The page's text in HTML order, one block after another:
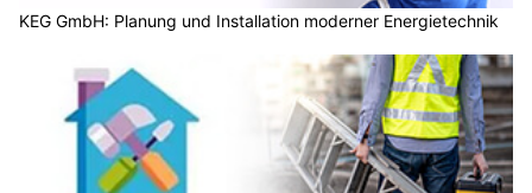
KEG GmbH: Planung und Installation moderner Energietechnik